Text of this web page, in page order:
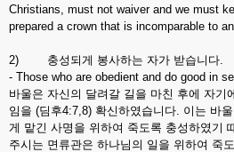
Christians, must not waiver and we must
prepared a crown that is incomparable to
2) 충성되게 봉사하는 자가 받습니다.
- Those who are obedient and do good in
바울은 자신의 달려갈 길을 마친 후에 자기
임을 (딤후4:7,8) 확신하였습니다. 이는 바
게 맡긴 사명을 위하여 죽도록 충성하였기
주시는 면류관은 하나님의 일을 위하여 죽